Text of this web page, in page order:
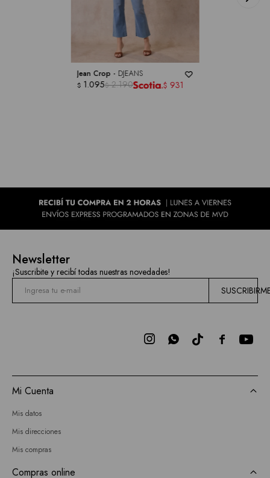
Jean Crop - DJEANS
$ 1.095$ 2.190 $ 931
Newsletter
¡Suscribite y recibí todas nuestras novedades!

 
Mi Cuenta
Mis datos
Mis direcciones
Mis compras
Compras online